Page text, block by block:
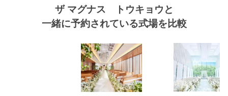
ザ マグナス トウキョウと
一緒に予約されている式場を比較